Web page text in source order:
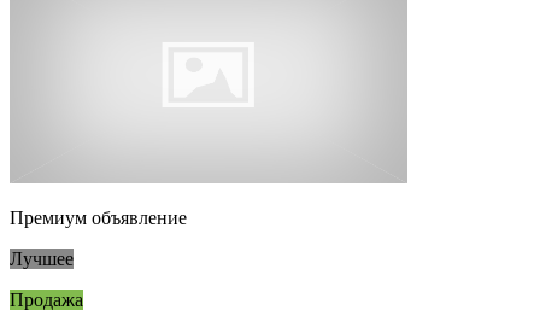
Премиум объявление
Лучшее
Продажа